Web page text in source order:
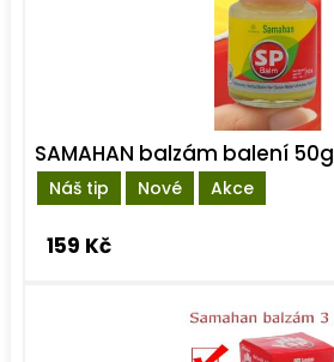
Náš tip Nové Akce
SAMAHAN balzám balení 50g
159 Kč